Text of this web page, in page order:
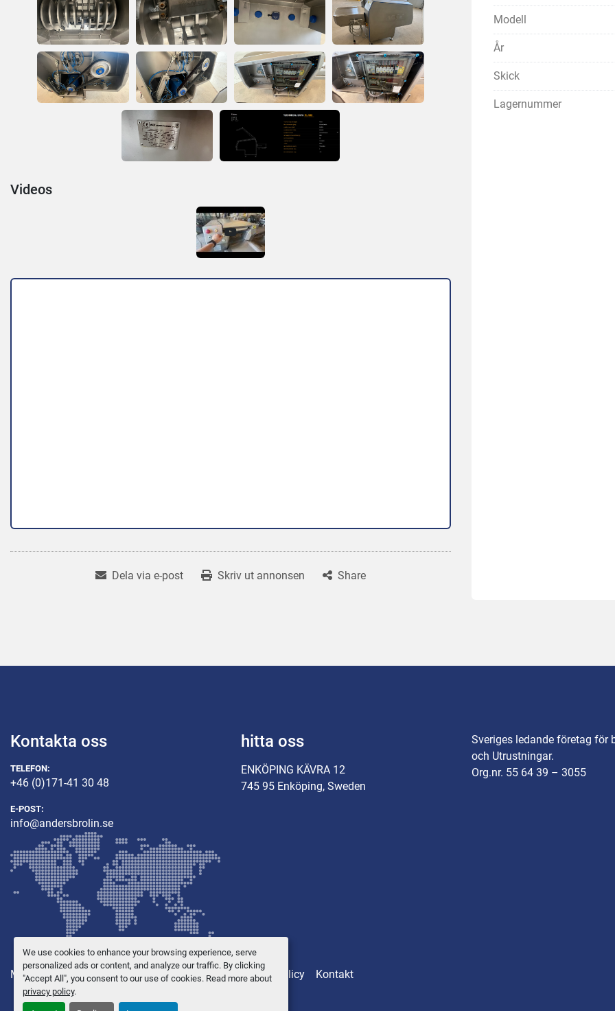
We use cookies to enhance your browsing experience, serve
personalized ads or content, and analyze our traffic. By clicking
"Accept All", you consent to our use of cookies. Read more about
privacy policy.
Videos
Dela via e-post Skriv ut annonsen Share
Modell
År
Skick
Lagernummer
Kontakta oss
TELEFON:
+46 (0)171-41 30 48
E-POST:
info@andersbrolin.se
hitta oss
ENKÖPING KÄVRA 12
745 95 Enköping, Sweden
Sveriges ledande företag för
och Utrustningar.
Org.nr. 55 64 39 – 3055
Maskiner Övriga utrustning Reservdelar Integritetspolicy Kontakt